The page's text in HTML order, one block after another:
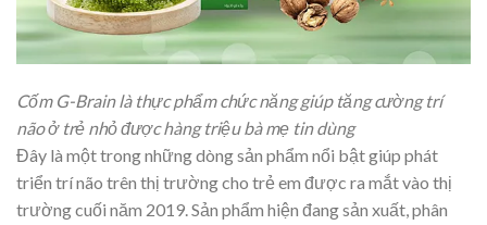
Cốm G-Brain là thực phẩm chức năng giúp tăng cường trí
não ở trẻ nhỏ được hàng triệu bà mẹ tin dùng
Đây là một trong những dòng sản phẩm nổi bật giúp phát
triển trí não trên thị trường cho trẻ em được ra mắt vào thị
trường cuối năm 2019. Sản phẩm hiện đang sản xuất, phân